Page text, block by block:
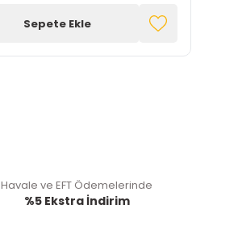
Sepete Ekle
Havale ve EFT Ödemelerinde
%5 Ekstra İndirim